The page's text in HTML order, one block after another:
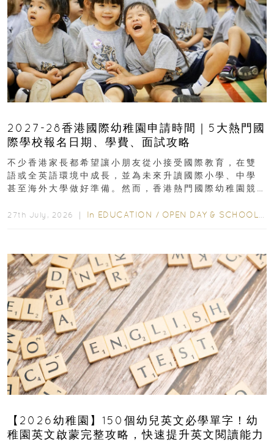
2027-28香港國際幼稚園申請時間｜5大熱門國
際學校報名日期、學費、面試攻略
不少香港家長都希望讓小朋友從小接受國際教育，在雙
語或全英語環境中成長，並為未來升讀國際小學、中學
甚至海外大學做好準備。然而，香港熱門國際幼稚園競
27th July, 2026 ｜ In EDUCATION / OPEN DAY & SCHOOL EVENTS
【2026幼稚園】150個幼兒英文必學單字！幼
稚園英文啟蒙完整攻略，快速提升英文閱讀能力